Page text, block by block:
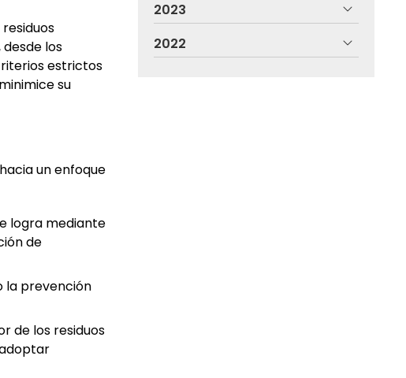
los
estrictos
su
un enfoque
logra mediante
de
la prevención
de los residuos
2023
2022